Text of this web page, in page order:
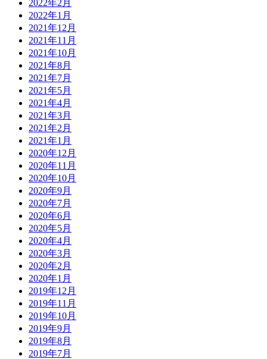
2022年2月
2022年1月
2021年12月
2021年11月
2021年10月
2021年8月
2021年7月
2021年5月
2021年4月
2021年3月
2021年2月
2021年1月
2020年12月
2020年11月
2020年10月
2020年9月
2020年7月
2020年6月
2020年5月
2020年4月
2020年3月
2020年2月
2020年1月
2019年12月
2019年11月
2019年10月
2019年9月
2019年8月
2019年7月